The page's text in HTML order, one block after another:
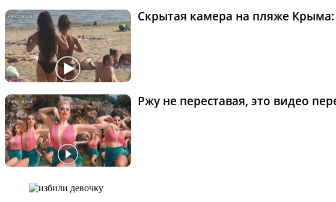
Скрытая камера на пляже
Ржу не переставая, это видео